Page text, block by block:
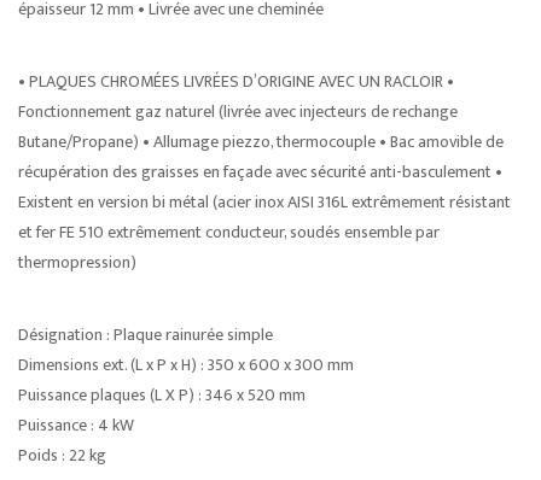
épaisseur 12 mm • Livrée avec une cheminée
• PLAQUES CHROMÉES LIVRÉES D’ORIGINE AVEC UN RACLOIR •
Fonctionnement gaz naturel (livrée avec injecteurs de rechange
Butane/Propane) • Allumage piezzo, thermocouple • Bac amovible de
récupération des graisses en façade avec sécurité anti-basculement •
Existent en version bi métal (acier inox AISI 316L extrêmement résistant
et fer FE 510 extrêmement conducteur, soudés ensemble par
thermopression)
Désignation : Plaque rainurée simple
Dimensions ext. (L x P x H) : 350 x 600 x 300 mm
Puissance plaques (L X P) : 346 x 520 mm
Puissance : 4 kW
Poids : 22 kg